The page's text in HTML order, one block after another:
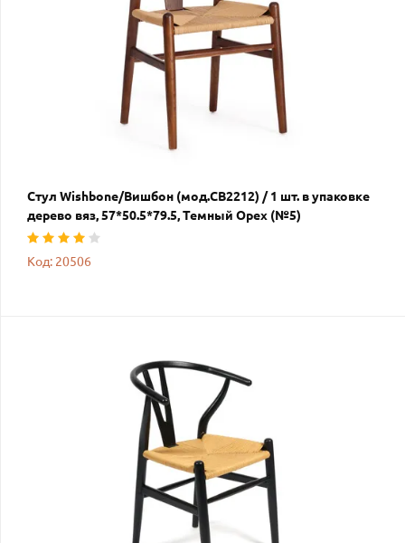
Стул Wishbone/Вишбон (мод.CB2212) / 1 шт. в упаковке
дерево вяз, 57*50.5*79.5, Темный Орех (№5)
Код: 20506